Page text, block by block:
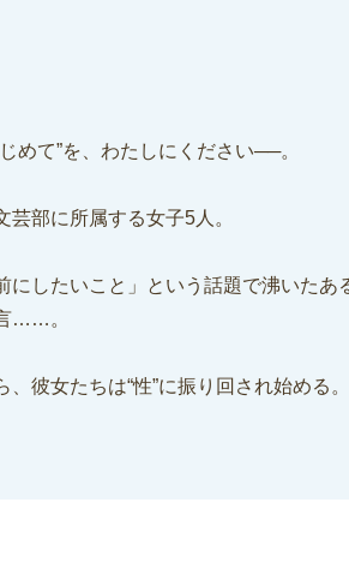
めて”を、わたしにください──。
芸部に所属する女子5人。
にしたいこと」という話題で沸いたあ
……。
、彼女たちは“性”に振り回され始める。